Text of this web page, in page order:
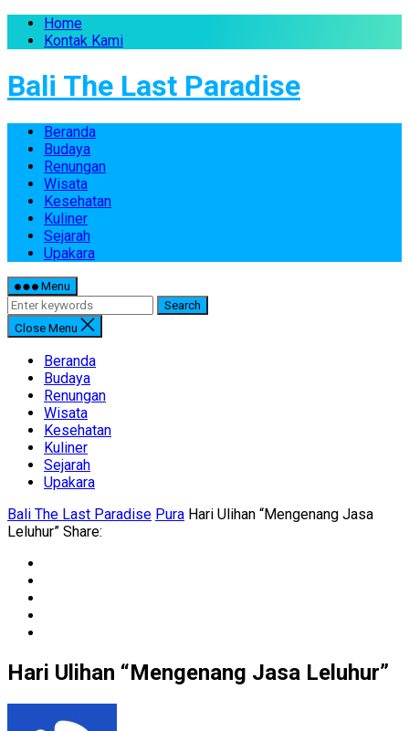
Home
Kontak Kami
Bali The Last Paradise
Beranda
Budaya
Renungan
Wisata
Kesehatan
Kuliner
Sejarah
Upakara
Menu
Search
Close Menu
Beranda
Budaya
Renungan
Wisata
Kesehatan
Kuliner
Sejarah
Upakara
Bali The Last Paradise Pura Hari Ulihan “Mengenang Jasa
Leluhur” Share:
Hari Ulihan “Mengenang Jasa Leluhur”